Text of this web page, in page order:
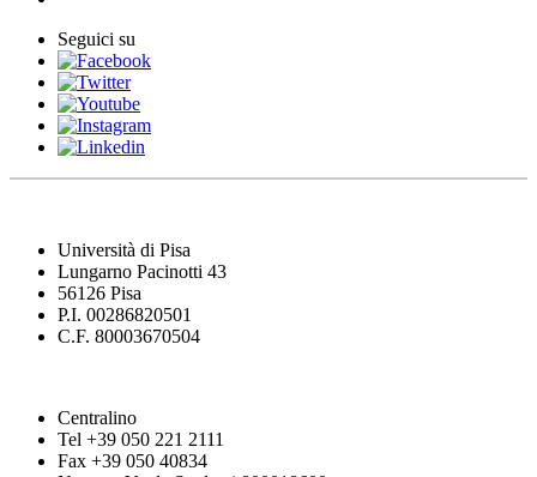
Seguici su
Università di Pisa
Lungarno Pacinotti 43
56126 Pisa
P.I. 00286820501
C.F. 80003670504
Centralino
Tel +39 050 221 2111
Fax +39 050 40834